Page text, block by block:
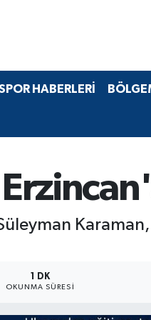
HABERLERİ
1 DK
OKUNMA SÜRESI